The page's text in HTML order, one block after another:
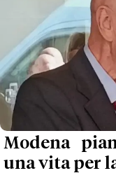
Modena
una vita per